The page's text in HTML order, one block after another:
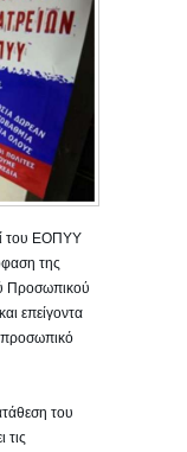
του ΕΟΠΥΥ
της
Προσωπικού
επείγοντα
προσωπικό
του
τις